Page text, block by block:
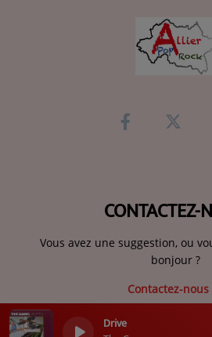
Drive
CONTACTEZ-
Vous avez une suggestion, ou
bonjour ?
Contactez-nous